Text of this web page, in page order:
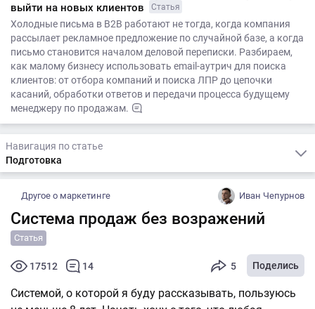
выйти на новых клиентов
Статья
Холодные письма в B2B работают не тогда, когда компания
рассылает рекламное предложение по случайной базе, а когда
письмо становится началом деловой переписки. Разбираем,
как малому бизнесу использовать email-аутрич для поиска
клиентов: от отбора компаний и поиска ЛПР до цепочки
касаний, обработки ответов и передачи процесса будущему
менеджеру по продажам.
Навигация по статье
Подготовка
Другое о маркетинге Иван Чепурнов
Система продаж без возражений
Статья
17512 14 5 Поделись
Системой, о которой я буду рассказывать, пользуюсь